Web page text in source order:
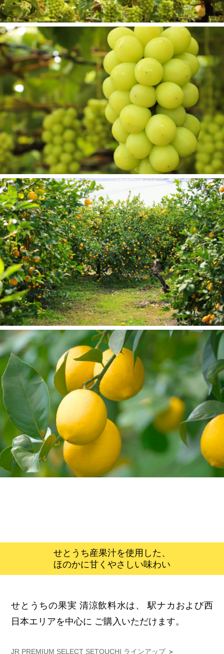
せとうち産果汁を使用した、
ほのかに甘くやさしい味わい
せとうちの果実 清涼飲料水は、
駅ナカおよび西
日本エリアを中心に ご購入いただけます。
JR PREMIUM SELECT SETOUCHI ラインアップ＞